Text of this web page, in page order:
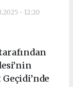
- 12:20